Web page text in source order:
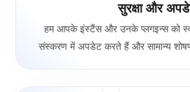
सुरक्षा और
हम आपके इंस्टैंस और उनके प्लगइन्स को
संस्करण में अपडेट करते हैं और सामान्य